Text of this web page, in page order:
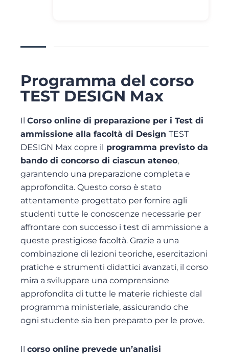
Programma del corso
TEST DESIGN Max
Il Corso online di preparazione per i Test di
ammissione alla facoltà di Design TEST
DESIGN Max copre il programma previsto da
bando di concorso di ciascun ateneo,
garantendo una preparazione completa e
approfondita. Questo corso è stato
attentamente progettato per fornire agli
studenti tutte le conoscenze necessarie per
affrontare con successo i test di ammissione a
queste prestigiose facoltà. Grazie a una
combinazione di lezioni teoriche, esercitazioni
pratiche e strumenti didattici avanzati, il corso
mira a sviluppare una comprensione
approfondita di tutte le materie richieste dal
programma ministeriale, assicurando che
ogni studente sia ben preparato per le prove.
Il corso online prevede un’analisi